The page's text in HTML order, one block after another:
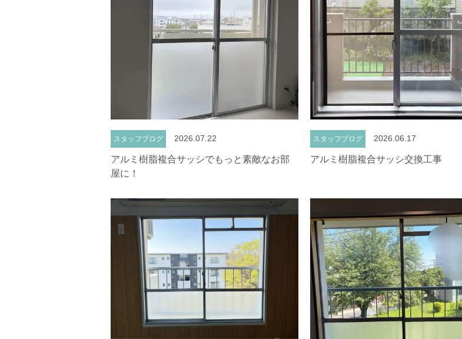
スタッフブログ 2026.07.22
アルミ樹脂複合サッシでもっと素敵なお部
屋に！
スタッフブログ 2026.06.17
アルミ樹脂複合サッシ交換工事